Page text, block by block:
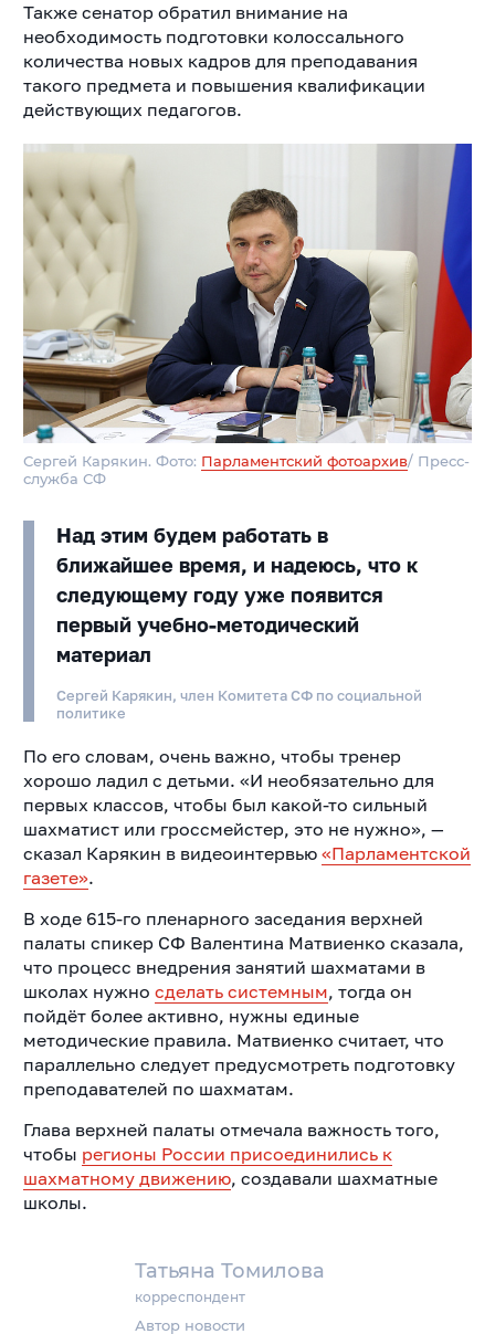
Татьяна Томилова
корреспондент
Автор новости
Также сенатор обратил внимание на
необходимость подготовки колоссального
количества новых кадров для преподавания
такого предмета и повышения квалификации
действующих педагогов.
Сергей Карякин. Фото: Парламентский фотоархив/ Пресс-
служба СФ
Над этим будем работать в
ближайшее время, и надеюсь, что к
следующему году уже появится
первый учебно-методический
материал
Сергей Карякин, член Комитета СФ по социальной
политике
По его словам, очень важно, чтобы тренер
хорошо ладил с детьми. «И необязательно для
первых классов, чтобы был какой-то сильный
шахматист или гроссмейстер, это не нужно», —
сказал Карякин в видеоинтервью «Парламентской
газете».
В ходе 615-го пленарного заседания верхней
палаты спикер СФ Валентина Матвиенко сказала,
что процесс внедрения занятий шахматами в
школах нужно сделать системным, тогда он
пойдёт более активно, нужны единые
методические правила. Матвиенко считает, что
параллельно следует предусмотреть подготовку
преподавателей по шахматам.
Глава верхней палаты отмечала важность того,
чтобы регионы России присоединились к
шахматному движению, создавали шахматные
школы.